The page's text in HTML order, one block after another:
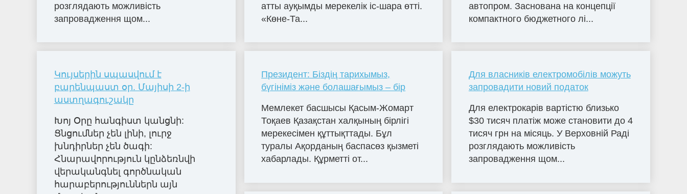
розглядають можливість
запровадження щом...
Կույսերին սպասվում է
բարենպաստ օր. Մայիսի 2-ի
աստղագուշակը
Խոյ Օրը հանգիստ կանցնի:
Ցնցումներ չեն լինի, լուրջ
խնդիրներ չեն ծագի:
Հնարավորություն կընձեռնվի
վերականգնել գործնական
հարաբերություններն այն
атты ауқымды мерекелік іс-шара өтті.
«Көне-Та...
Президент: Біздің тарихымыз,
бүгініміз және болашағымыз – бір
Мемлекет басшысы Қасым-Жомарт
Тоқаев Қазақстан халқының бірлігі
мерекесімен құттықттады. Бұл
туралы Ақорданың баспасөз қызметі
хабарлады. Құрметті от...
автопром. Заснована на концепції
компактного бюджетного лі...
Для власників електромобілів можуть
запровадити новий податок
Для електрокарів вартістю близько
$30 тисяч платіж може становити до 4
тисяч грн на місяць. У Верховній Раді
розглядають можливість
запровадження щом...